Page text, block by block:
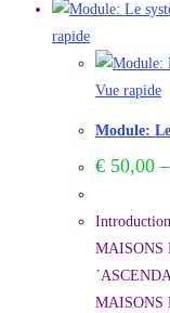
rapide
Vue rapide
Module:
€ 50,00 –
MAISONS
MAISONS